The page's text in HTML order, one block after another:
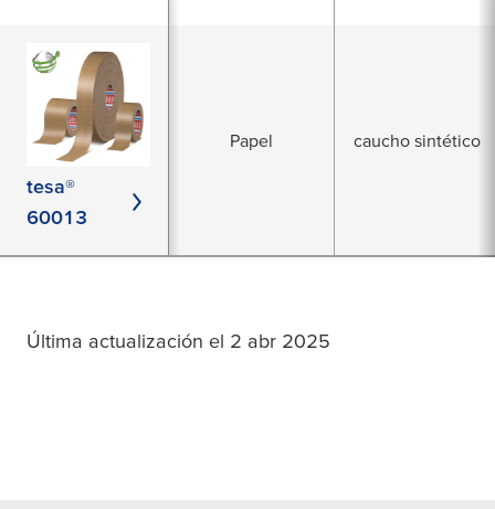
tesa®
60013
Papel caucho sintético
Última actualización el 2 abr 2025